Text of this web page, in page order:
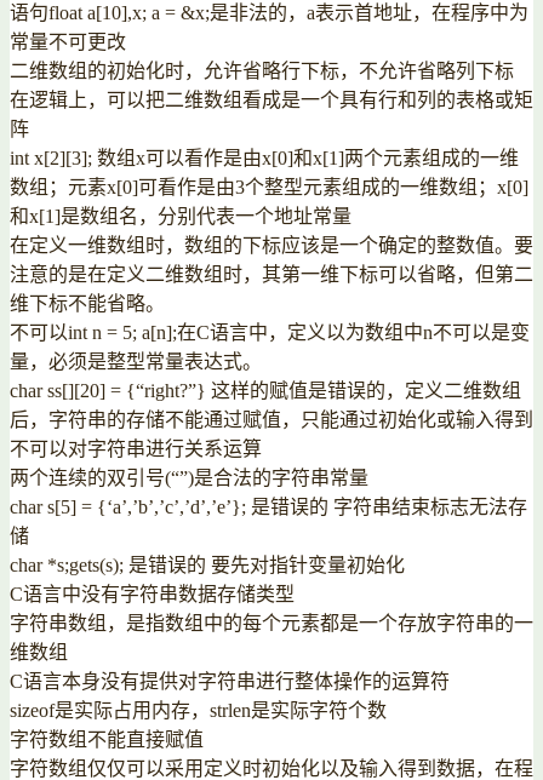
语句float a[10],x; a = &x;是非法的，a表示首地址，在程序中为
常量不可更改
二维数组的初始化时，允许省略行下标，不允许省略列下标
在逻辑上，可以把二维数组看成是一个具有行和列的表格或矩
阵
int x[2][3]; 数组x可以看作是由x[0]和x[1]两个元素组成的一维
数组；元素x[0]可看作是由3个整型元素组成的一维数组；x[0]
和x[1]是数组名，分别代表一个地址常量
在定义一维数组时，数组的下标应该是一个确定的整数值。要
注意的是在定义二维数组时，其第一维下标可以省略，但第二
维下标不能省略。
不可以int n = 5; a[n];在C语言中，定义以为数组中n不可以是变
量，必须是整型常量表达式。
char ss[][20] = {“right?”} 这样的赋值是错误的，定义二维数组
后，字符串的存储不能通过赋值，只能通过初始化或输入得到
不可以对字符串进行关系运算
两个连续的双引号(“”)是合法的字符串常量
char s[5] = {‘a’,’b’,’c’,’d’,’e’}; 是错误的 字符串结束标志无法存
储
char *s;gets(s); 是错误的 要先对指针变量初始化
C语言中没有字符串数据存储类型
字符串数组，是指数组中的每个元素都是一个存放字符串的一
维数组
C语言本身没有提供对字符串进行整体操作的运算符
sizeof是实际占用内存，strlen是实际字符个数
字符数组不能直接赋值
字符数组仅仅可以采用定义时初始化以及输入得到数据，在程